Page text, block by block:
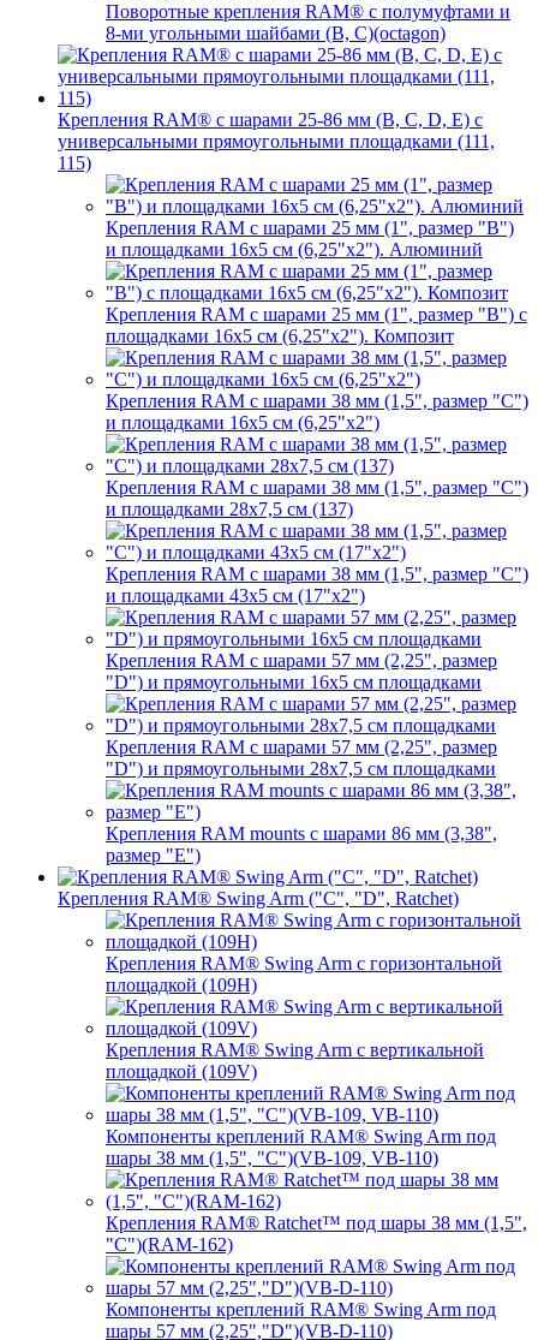
Поворотные крепления RAM® c полумуфтами и
8-ми угольными шайбами (B, C)(octagon)
Крепления RAM® с шарами 25-86 мм (B, C, D, E) с
универсальными прямоугольными площадками (111,
115)
Крепления RAM с шарами 25 мм (1", размер "B")
и площадками 16х5 см (6,25"х2"). Алюминий
Крепления RAM с шарами 25 мм (1", размер "B") с
площадками 16х5 см (6,25"х2"). Композит
Крепления RAM с шарами 38 мм (1,5", размер "C")
и площадками 16х5 см (6,25"х2")
Крепления RAM с шарами 38 мм (1,5", размер "C")
и площадками 28х7,5 см (137)
Крепления RAM с шарами 38 мм (1,5", размер "C")
и площадками 43х5 см (17"х2")
Крепления RAM с шарами 57 мм (2,25", размер
"D") и прямоугольными 16х5 см площадками
Крепления RAM с шарами 57 мм (2,25", размер
"D") и прямоугольными 28х7,5 см площадками
Крепления RAM mounts с шарами 86 мм (3,38",
размер "E")
Крепления RAM® Swing Arm ("C", "D", Ratchet)
Крепления RAM® Swing Arm с горизонтальной
площадкой (109H)
Крепления RAM® Swing Arm с вертикальной
площадкой (109V)
Компоненты креплений RAM® Swing Arm под
шары 38 мм (1,5", "C")(VB-109, VB-110)
Крепления RAM® Ratchet™ под шары 38 мм (1,5",
"C")(RAM-162)
Компоненты креплений RAM® Swing Arm под
шары 57 мм (2,25","D")(VB-D-110)